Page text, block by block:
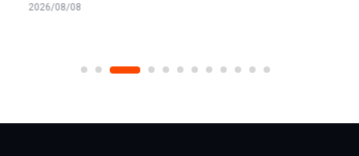
2026/08/08